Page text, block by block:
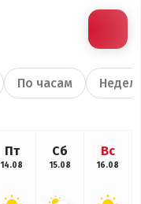
По часам
Пт
14.08
Сб
15.08
Вс
16.08